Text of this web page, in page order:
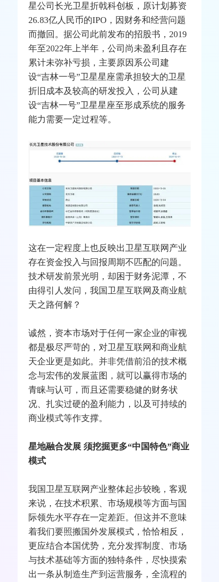
星公司长光卫星折戟科创板，原计划募资
26.83亿人民币的IPO，因财务和经营问题
而撤回。据公司此前发布的招股书，2019
年至2022年上半年，公司尚未盈利且存在
累计未弥补亏损，主要原因系公司建
设“吉林一号”卫星星座需承担较大的卫星
折旧成本及较高的研发投入，公司从建
设“吉林一号”卫星星座至形成系统的服务
能力需要一定过程等。
这在一定程度上也反映出卫星互联网产业
存在资金投入与回报周期不匹配的问题。
技术研发前景光明，却困于财务泥潭，不
由得引人发问，我国卫星互联网及商业航
天之路何解？
诚然，资本市场对于任何一家企业的审视
都是极尽严苛的，对卫星互联网和商业航
天企业更是如此。并非凭借前沿的技术概
念与宏伟的发展蓝图，就可以赢得市场的
青睐与认可，而且还需要稳健的财务状
况、扎实过硬的盈利能力，以及可持续的
商业模式等作支撑。
星地融合发展 须挖掘更多“中国特色”商业
模式
我国卫星互联网产业整体起步较晚，客观
来说，在技术积累、市场规模等方面与国
际领先水平存在一定差距。但这并不意味
着我们要照搬国外发展模式，恰恰相反，
更应结合本国优势，充分发挥制度、市场
与技术基础等方面的独特条件，尽快摸索
出一条从制造生产到运营服务，全流程的